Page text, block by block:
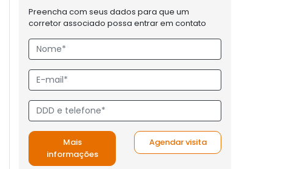
Preencha com seus dados para que um
corretor associado possa entrar em contato
Mais
informações
Agendar visita